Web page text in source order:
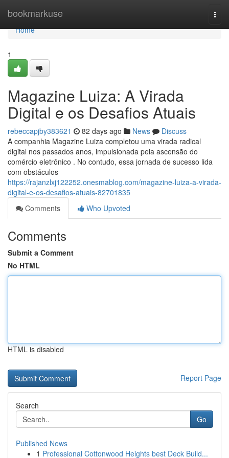
bookmarkuse
Home
Home
1
Magazine Luiza: A Virada
Digital e os Desafios Atuais
rebeccapjby383621 82 days ago News
Discuss
A companhia Magazine Luiza completou uma virada radical
digital nos passados anos, impulsionada pela ascensão do
comércio eletrônico . No contudo, essa jornada de sucesso lida
com obstáculos
https://rajanzlxj122252.onesmablog.com/magazine-luiza-a-virada-
digital-e-os-desafios-atuais-82701835
Comments
Who Upvoted
Comments
Submit a Comment
No HTML
HTML is disabled
Report Page
Search
Go
Published News
1 Professional Cottonwood Heights best Deck Build...